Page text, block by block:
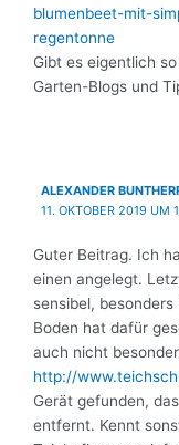
blumenbeet-mit-
regentonne
Gibt es eigentlich
Garten-Blogs und
ALEXANDER
11. OKTOBER 2019 UM
Guter Beitrag. Ich
einen angelegt.
sensibel,
Boden hat dafür
auch nicht
http://
Gerät gefunden,
entfernt. Kennt